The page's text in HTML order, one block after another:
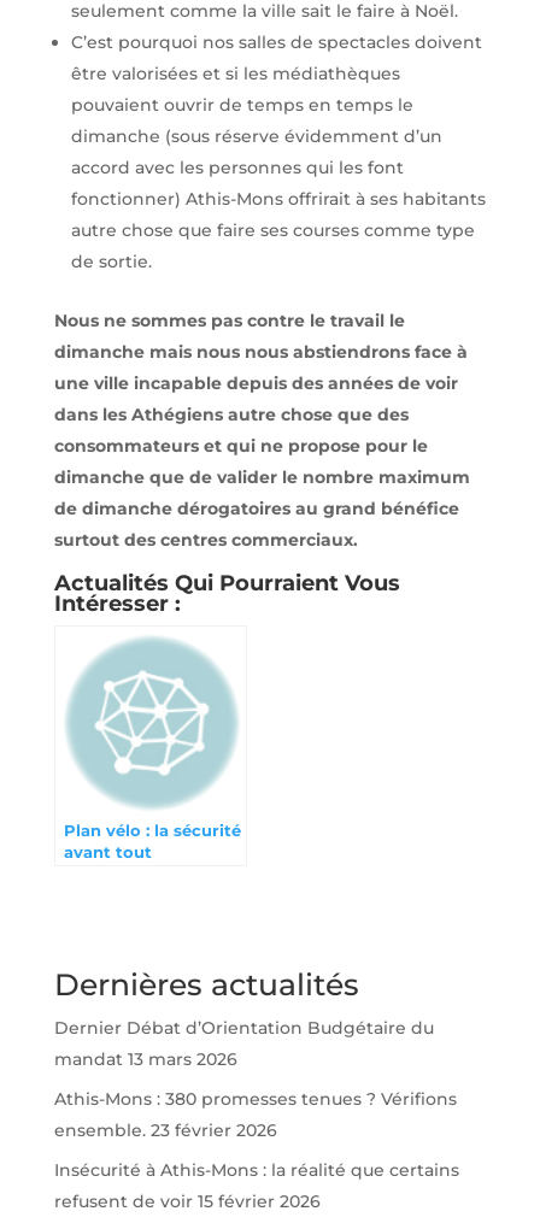
seulement comme la ville sait le faire à Noël.
C’est pourquoi nos salles de spectacles doivent
être valorisées et si les médiathèques
pouvaient ouvrir de temps en temps le
dimanche (sous réserve évidemment d’un
accord avec les personnes qui les font
fonctionner) Athis-Mons offrirait à ses habitants
autre chose que faire ses courses comme type
de sortie.
Nous ne sommes pas contre le travail le
dimanche mais nous nous abstiendrons face à
une ville incapable depuis des années de voir
dans les Athégiens autre chose que des
consommateurs et qui ne propose pour le
dimanche que de valider le nombre maximum
de dimanche dérogatoires au grand bénéfice
surtout des centres commerciaux.
Actualités Qui Pourraient Vous
Intéresser :
Plan vélo : la sécurité
avant tout
Dernières actualités
Dernier Débat d’Orientation Budgétaire du
mandat 13 mars 2026
Athis-Mons : 380 promesses tenues ? Vérifions
ensemble. 23 février 2026
Insécurité à Athis-Mons : la réalité que certains
refusent de voir 15 février 2026